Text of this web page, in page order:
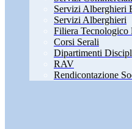
Servizi Alberghieri
Servizi Alberghieri
Filiera Tecnologico
Corsi Serali
Dipartimenti
RAV
Rendicontazione